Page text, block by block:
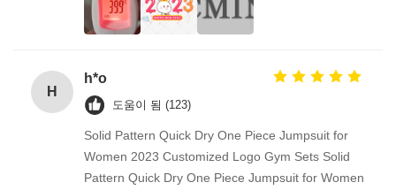
H
h*o
도움이 됨 (123)
Solid Pattern Quick Dry One Piece Jumpsuit for
Women 2023 Customized Logo Gym Sets Solid
Pattern Quick Dry One Piece Jumpsuit for Women